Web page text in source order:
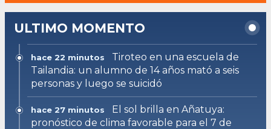
ULTIMO MOMENTO
hace 22 minutos
Tiroteo en una escuela de
Tailandia: un alumno de 14 años mató a seis
personas y luego se suicidó
hace 27 minutos
El sol brilla en Añatuya:
pronóstico de clima favorable para el 7 de